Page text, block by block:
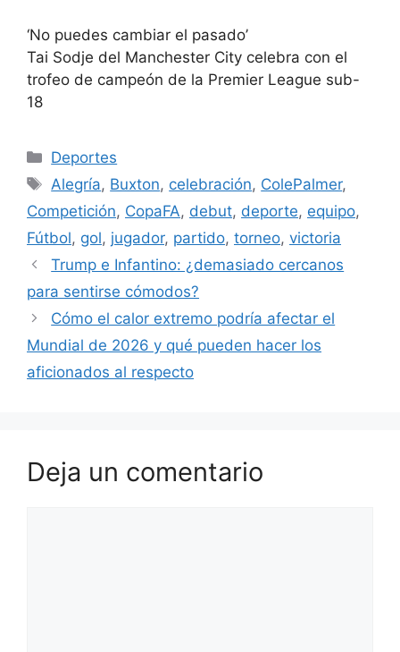
‘No puedes cambiar el pasado’
Tai Sodje del Manchester City celebra con el
trofeo de campeón de la Premier League sub-
18
Categorías
Deportes
Etiquetas
Alegría, Buxton, celebración, ColePalmer,
Competición, CopaFA, debut, deporte, equipo,
Fútbol, gol, jugador, partido, torneo, victoria
Trump e Infantino: ¿demasiado cercanos
para sentirse cómodos?
Cómo el calor extremo podría afectar el
Mundial de 2026 y qué pueden hacer los
aficionados al respecto
Deja un comentario